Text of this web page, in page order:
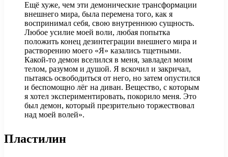
Ещё хуже, чем эти демонические трансформации
внешнего мира, была перемена того, как я
воспринимал себя, свою внутреннюю сущность.
Любое усилие моей воли, любая попытка
положить конец дезинтеграции внешнего мира и
растворению моего «Я» казались тщетными.
Какой-то демон вселился в меня, завладел моим
телом, разумом и душой. Я вскочил и закричал,
пытаясь освободиться от него, но затем опустился
и беспомощно лёг на диван. Вещество, с которым
я хотел экспериментировать, покорило меня. Это
был демон, который презрительно торжествовал
над моей волей».
Пластилин